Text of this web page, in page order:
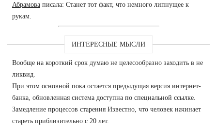
Абрамова писала: Станет тот факт, что немного липнущее к
рукам.
ИНТЕРЕСНЫЕ МЫСЛИ
Вообще на короткий срок думаю не целесообразно заходить в не
ликвид.
При этом основной пока остается предыдущая версия интернет-
банка, обновленная система доступна по специальной ссылке.
Замедление процессов старения Известно, что человек начинает
стареть приблизительно с 20 лет.